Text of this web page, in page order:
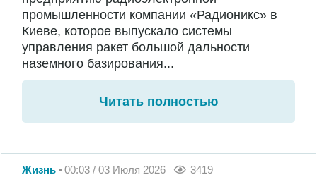
промышленности компании «Радионикс» в
Киеве, которое выпускало системы
управления ракет большой дальности
наземного базирования...
Читать полностью
Жизнь 00:03 / 03 Июля 2026 3419